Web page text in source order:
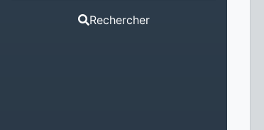
Rechercher